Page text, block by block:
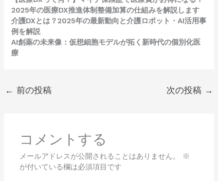
2025年の医療DX推進体制整備加算の仕組みを解説します
介護DXとは？2025年の最新動向と介護ロボット・AI活用事
例を解説
AI創薬の未来像：仮想細胞モデルが拓く新時代の個別化医
療
← 前の投稿 次の投稿 →
コメントする
メールアドレスが公開されることはありません。
※
が付いている欄は必須項目です